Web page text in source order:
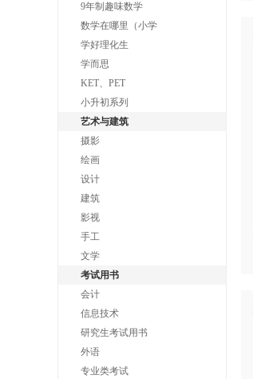
9年制趣味数学
数学在哪里（小学
学好理化生
学而思
KET、PET
小升初系列
艺术与建筑
摄影
绘画
设计
建筑
影视
手工
文学
考试用书
会计
信息技术
研究生考试用书
外语
专业类考试